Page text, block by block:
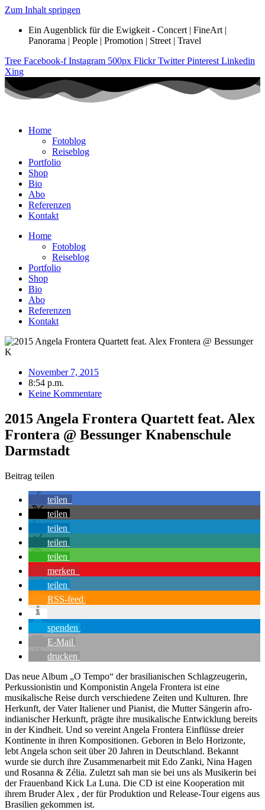
Zum Inhalt springen
Ein Augenblick für die Ewigkeit - Concert | FineArt |
Panorama | People | Promotion | Street | Travel
Tree Facebook-f Instagram 500px Flickr Twitter Pinterest Linkedin
Xing
Home
Fotoblog
Reiseblog
Portfolio
Shop
Bio
Abo
Referenzen
Kontakt
Home
Fotoblog
Reiseblog
Portfolio
Shop
Bio
Abo
Referenzen
Kontakt
November 7, 2015
8:54 p.m.
Keine Kommentare
2015 Angela Frontera Quartett feat. Alex
Frontera @ Bessunger Knabenschule
Darmstadt
Beitrag teilen
teilen
teilen
teilen
teilen
teilen
merken
teilen
RSS-feed
spenden
E-Mail
drucken
Das neue Album „O Tempo“ der brasilianischen Schlagzeugerin,
Perkussionistin und Komponistin Angela Frontera ist eine
musikalische Reise durch verschiedene Zeiten und Kulturen. Ihre
Herkunft, der Vater Italiener und Pianist, die Mutter Sängerin afro-
indianischer Herkunft, prägte ihre musikalische Entwicklung bereits
in der Kindheit. Und so vereint Angela Frontera Einflüsse dreier
Kontinente in ihren Kompositionen. Geboren in Belo Horizonte,
lebt Angela schon seit über 20 Jahren in Deutschland. Bekannt
wurde sie durch ihre Zusammenarbeit mit Edo Zanki, Nina Hagen
und Rosanna & Zélia. Zuletzt sah man sie bei uns als Musikerin bei
der Frauenband Kick La Luna. Die CD ist eine Kooperation mit
ihrem Bruder Alex , der für Produktion und Release-Tour eigens aus
Brasilien gekommen ist.